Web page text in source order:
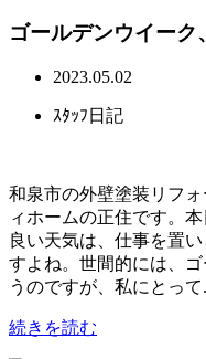
ゴールデンウイーク
2023.05.02
ｽﾀｯﾌ日記
和泉市の外壁塗装リフ
ィホームの正住です。
良い天気は、仕事を置
すよね。世間的には、
うのですが、私にとって
続きを読む